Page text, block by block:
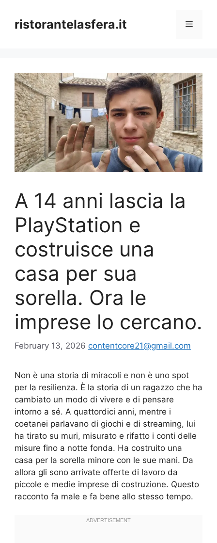
contentristorantelasfera.it Menu
A 14 anni lascia la
PlayStation e
costruisce una
casa per sua
sorella. Ora le
imprese lo cercano.
February 13, 2026 contentcore21@gmail.com
Non è una storia di miracoli e non è uno spot
per la resilienza. È la storia di un ragazzo che ha
cambiato un modo di vivere e di pensare
intorno a sé. A quattordici anni, mentre i
coetanei parlavano di giochi e di streaming, lui
ha tirato su muri, misurato e rifatto i conti delle
misure fino a notte fonda. Ha costruito una
casa per la sorella minore con le sue mani. Da
allora gli sono arrivate offerte di lavoro da
piccole e medie imprese di costruzione. Questo
racconto fa male e fa bene allo stesso tempo.